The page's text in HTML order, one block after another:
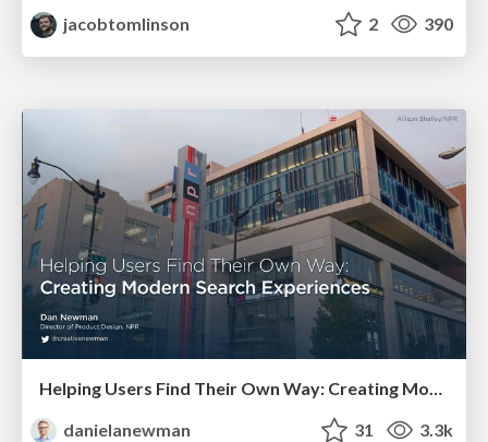
jacobtomlinson
2 390
Helping Users Find Their Own Way: Creating Modern Search Experiences
danielanewman
31 3.3k